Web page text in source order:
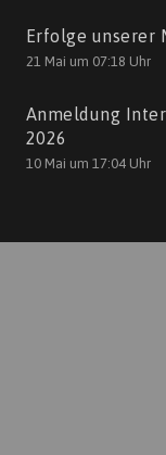
Erfolge unserer
21 Mai um 07:18 Uhr
Anmeldung
2026
10 Mai um 17:04 Uhr